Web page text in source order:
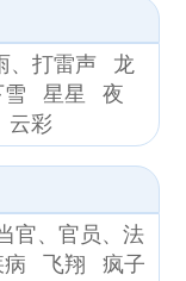
、打雷声
龙
雪 星星
夜
云彩
官、官员、法
飞翔
疯子